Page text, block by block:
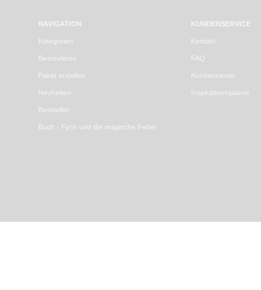
NAVIGATION
Kategorien
Besonderes
Paket erstellen
Neuheiten
Bestseller
Buch - Fynn und die magische Feder
KUNDENSERVICE
Kontakt
FAQ
Kundencenter
Inspirationsgalerie